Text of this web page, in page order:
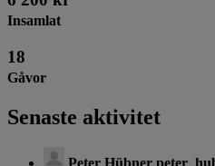
Insamlat
18
Gåvor
Senaste aktivitet